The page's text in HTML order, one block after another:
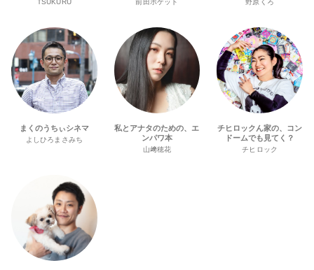
TSUKURU 前田ポケット 野原くろ
まくのうちぃシネマ
よしひろまさみち
私とアナタのための、エ
ンパワ本
山﨑穂花
チヒロックん家の、コン
ドームでも見てく？
チヒロック